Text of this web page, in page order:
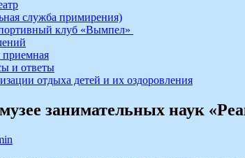
служба примирения)
клуб «Вымпел»
приемная
и ответы
отдыха детей и их оздоровления
занимательных наук